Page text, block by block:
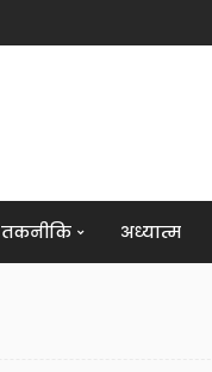
तकनीकि अध्यात्म